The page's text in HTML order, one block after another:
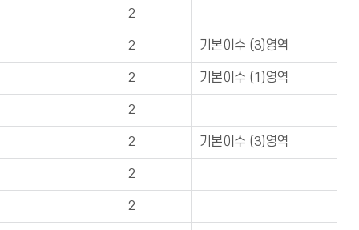
2
2 기본이수 (3)영역
2 기본이수 (1)영역
2
2 기본이수 (3)영역
2
2